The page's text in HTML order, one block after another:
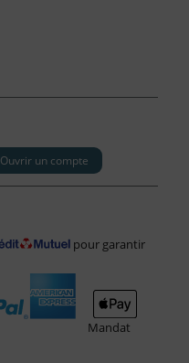
Ouvrir un compte
pour garantir
Mandat